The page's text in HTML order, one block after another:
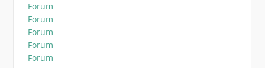
Forum
Forum
Forum
Forum
Forum